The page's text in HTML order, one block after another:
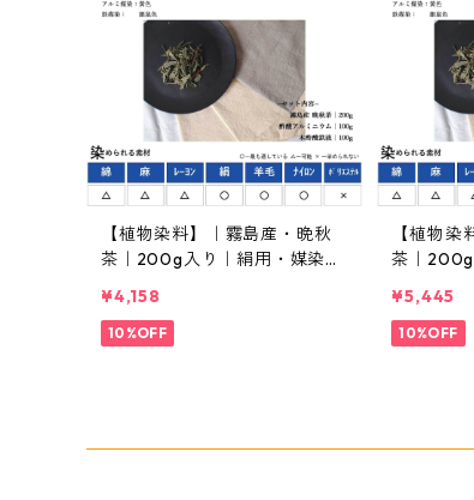
【植物染料】｜霧島産・晩秋
茶｜200g入り｜絹用・媒染剤
¥4,158
10%OFF
【植物
茶｜200g
¥5,445
10%OFF